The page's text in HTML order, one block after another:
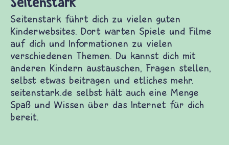
Dort warten Spiele und Filme
Themen. Du kannst dich mit
selbst etwas beitragen und etliches